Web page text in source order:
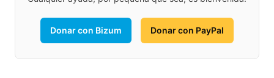
Donar con Bizum Donar con PayPal